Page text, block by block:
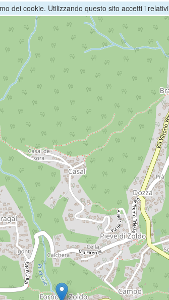
dei cookie. Utilizzando questo sito accetti i relativi